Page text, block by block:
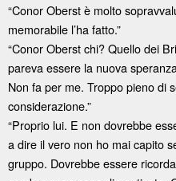
“Conor Oberst è molto
memorabile l’ha fatto.”
“Conor Oberst chi? Quello dei
pareva essere la nuova
Non fa per me. Troppo pieno di
considerazione.”
“Proprio lui. E non dovrebbe
a dire il vero non ho mai capito
gruppo. Dovrebbe essere